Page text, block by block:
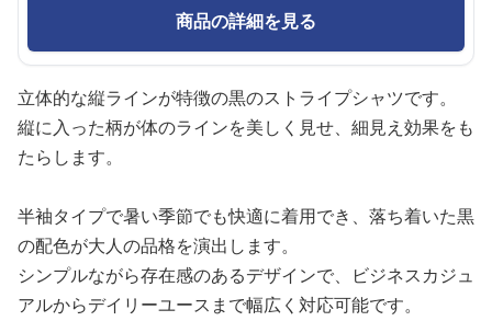
商品の詳細を見る
立体的な縦ラインが特徴の黒のストライプシャツです。
縦に入った柄が体のラインを美しく見せ、細見え効果をも
たらします。
半袖タイプで暑い季節でも快適に着用でき、落ち着いた黒
の配色が大人の品格を演出します。
シンプルながら存在感のあるデザインで、ビジネスカジュ
アルからデイリーユースまで幅広く対応可能です。